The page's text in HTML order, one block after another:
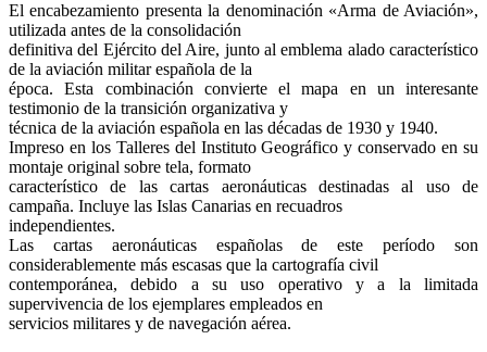
El encabezamiento presenta la denominación «Arma de Aviación»,
utilizada antes de la consolidación
definitiva del Ejército del Aire, junto al emblema alado característico
de la aviación militar española de la
época. Esta combinación convierte el mapa en un interesante
testimonio de la transición organizativa y
técnica de la aviación española en las décadas de 1930 y 1940.
Impreso en los Talleres del Instituto Geográfico y conservado en su
montaje original sobre tela, formato
característico de las cartas aeronáuticas destinadas al uso de
campaña. Incluye las Islas Canarias en recuadros
independientes.
Las cartas aeronáuticas españolas de este período son
considerablemente más escasas que la cartografía civil
contemporánea, debido a su uso operativo y a la limitada
supervivencia de los ejemplares empleados en
servicios militares y de navegación aérea.